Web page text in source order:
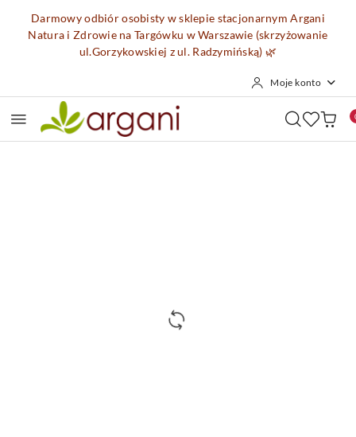
Przejdź do treści głównej
Przejdź do wyszukiwarki
Przejdź do moje konto
Przejdź do menu głównego
Przejdź do opisu produktu
Przejdź do stopki
Darmowy odbiór osobisty w sklepie stacjonarnym Argani
Natura i Zdrowie na Targówku w Warszawie (skrzyżowanie
ul.Gorzykowskiej z ul. Radzymińską) 🌿
Moje konto